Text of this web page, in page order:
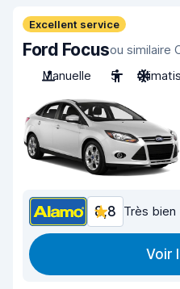
Excellent service
Ford Focusou similaire
Manuelle
5
8,8 Très bien
Voir